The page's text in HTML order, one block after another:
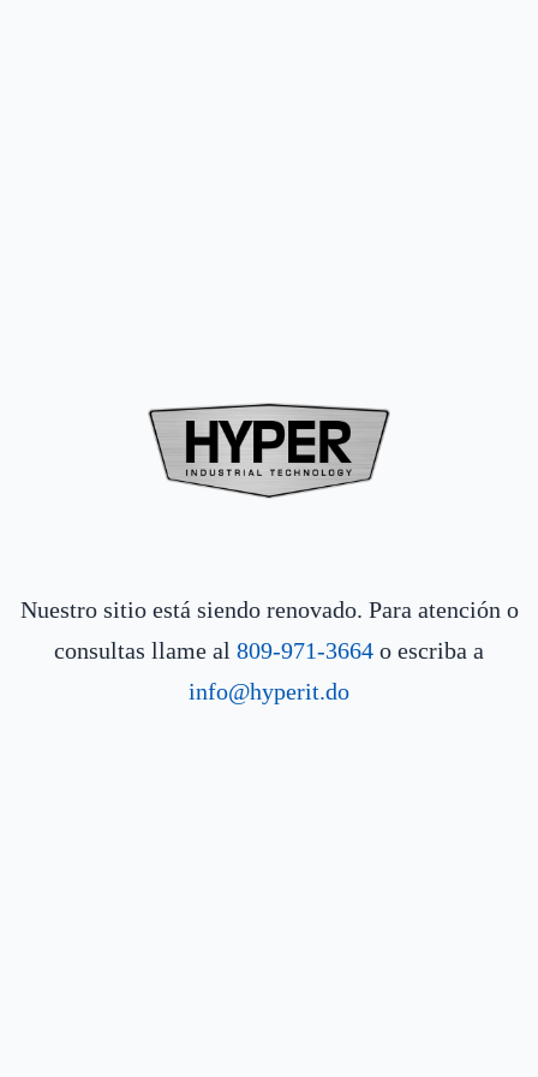
Nuestro sitio está siendo renovado. Para atención o
consultas llame al 809-971-3664 o escriba a
info@hyperit.do